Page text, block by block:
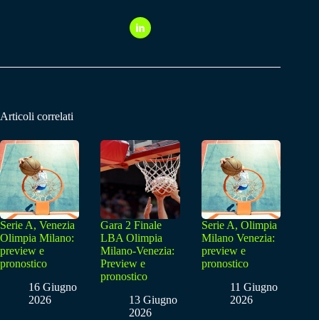
Articoli correlati
Serie A, Venezia
Olimpia Milano:
preview e
pronostico
16 Giugno
2026
Gara 2 Finale
LBA Olimpia
Milano-Venezia:
Preview e
pronostico
13 Giugno
2026
Serie A, Olimpia
Milano Venezia:
preview e
pronostico
11 Giugno
2026